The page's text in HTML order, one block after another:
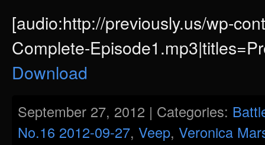
[audio:http://previously.us/wp-
Complete-
Download
September 27, 2012 | Categories:
No.16 2012-09-27, Veep, Veronica